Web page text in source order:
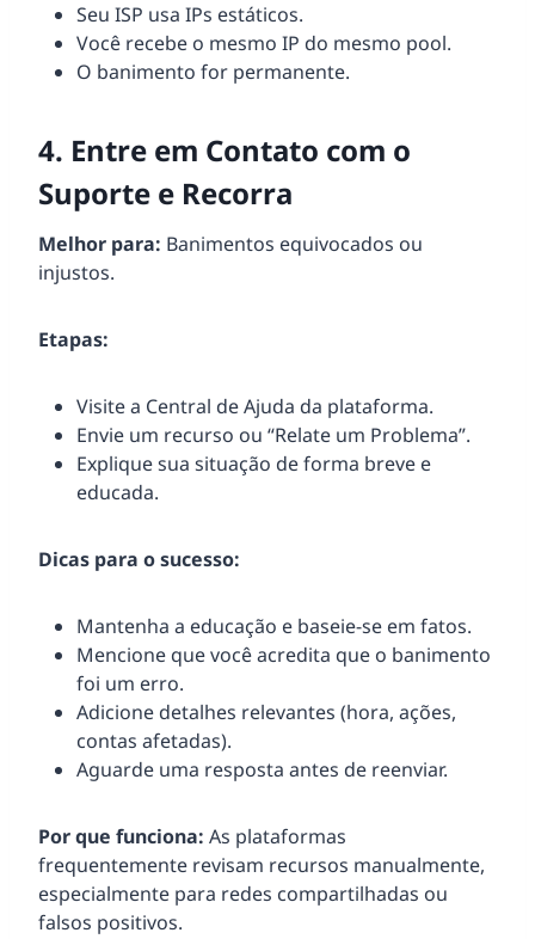
Seu ISP usa IPs estáticos.
Você recebe o mesmo IP do mesmo pool.
O banimento for permanente.
4. Entre em Contato com o
Suporte e Recorra
Melhor para: Banimentos equivocados ou
injustos.
Etapas:
Visite a Central de Ajuda da plataforma.
Envie um recurso ou “Relate um Problema”.
Explique sua situação de forma breve e
educada.
Dicas para o sucesso:
Mantenha a educação e baseie-se em fatos.
Mencione que você acredita que o banimento
foi um erro.
Adicione detalhes relevantes (hora, ações,
contas afetadas).
Aguarde uma resposta antes de reenviar.
Por que funciona: As plataformas
frequentemente revisam recursos manualmente,
especialmente para redes compartilhadas ou
falsos positivos.